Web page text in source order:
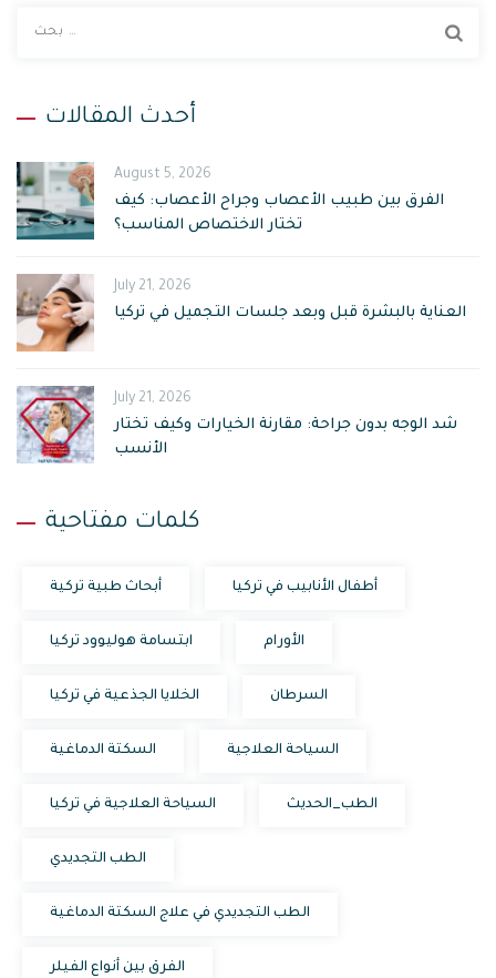
ن
:
أحدث المقالات
August 5, 2026
الفرق بين طبيب الأعصاب وجراح الأعصاب: كيف
تختار الاختصاص المناسب؟
July 21, 2026
العناية بالبشرة قبل وبعد جلسات التجميل في تركيا
July 21, 2026
شد الوجه بدون جراحة: مقارنة الخيارات وكيف تختار
الأنسب
كلمات مفتاحية
أبحاث طبية تركية أطفال الأنابيب في تركيا
ابتسامة هوليوود تركيا الأورام
الخلايا الجذعية في تركيا السرطان
السكتة الدماغية السياحة العلاجية
السياحة العلاجية في تركيا الطب_الحديث
الطب التجديدي
الطب التجديدي في علاج السكتة الدماغية
الفرق بين أنواع الفيلر